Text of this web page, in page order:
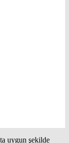
uygun şekilde